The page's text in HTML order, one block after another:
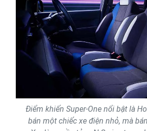
Điểm khiến Super-One nổi bật là
bán một chiếc xe điện nhỏ, mà